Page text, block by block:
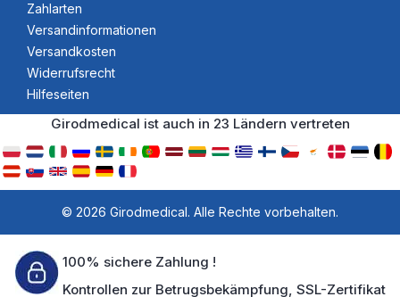
Zahlarten
Versandinformationen
Versandkosten
Widerrufsrecht
Hilfeseiten
Girodmedical ist auch in 23 Ländern vertreten
© 2026 Girodmedical. Alle Rechte vorbehalten.
100% sichere Zahlung !
Kontrollen zur Betrugsbekämpfung, SSL-Zertifikat